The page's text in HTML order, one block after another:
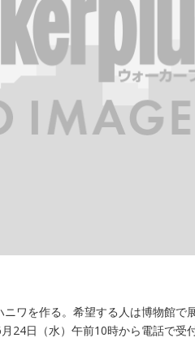
ワを作る。希望する人は博物館で
24日（水）午前10時から電話で受